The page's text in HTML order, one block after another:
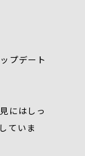
プデート
にはしっ
ていま